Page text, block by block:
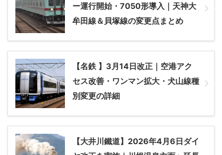
ー運行開始・7050形導入｜天神大
牟田線＆貝塚線の変更点まとめ
【名鉄 】3月14日改正｜空港アク
セス改善・ワンマン拡大・犬山線種
別変更の詳細
【大井川鐵道】2026年4月6日ダイ